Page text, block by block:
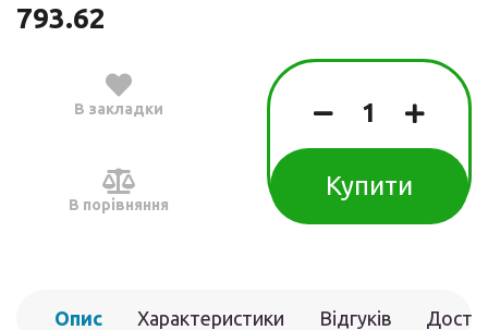
793.62
В закладки
В порівняння
Купити
Опис Характеристики Відгуків